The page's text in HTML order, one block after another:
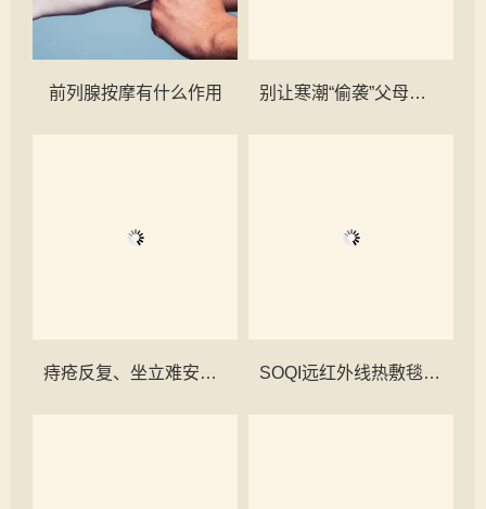
前列腺按摩有什么作用 别让寒潮“偷袭”父母：一篇就懂的老人防寒、护心、护脑过冬手册
痔疮反复、坐立难安？——了解“截根疗法”的一次勇敢尝试 SOQI远红外线热敷毯：缓解女性痛经的温暖疗法